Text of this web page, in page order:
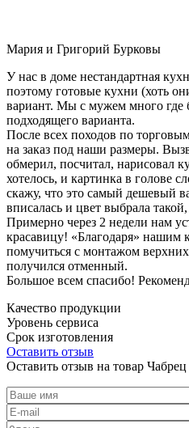
Мария и Григорий Бурковы
У нас в доме нестандартная
поэтому готовые кухни (хоть
вариант. Мы с мужем много
подходящего варианта.
После всех походов по
на заказ под наши размеры.
обмерил, посчитал, нарисовал
хотелось, и картинка в голове
скажу, что это самый дешевый
вписалась и цвет выбрала
Примерно через 2 недели нам
красавицу! «Благодаря»
помучиться с монтажом
получился отменный.
Большое всем спасибо!
Качество продукции
Уровень сервиса
Срок изготовления
Оставить отзыв
Оставить отзыв на товар Чабрец